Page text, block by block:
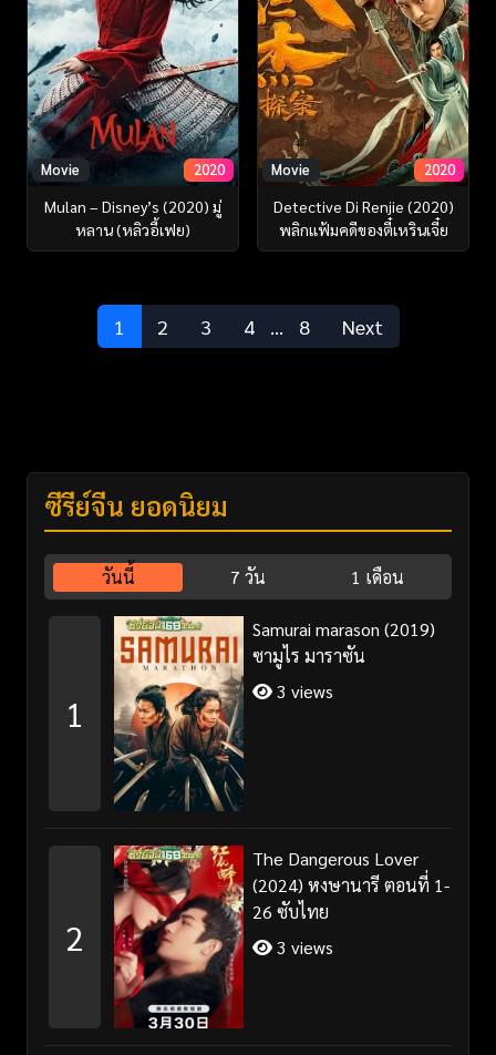
Movie 2020
Mulan – Disney’s (2020) มู่
หลาน (หลิวอี้เฟย)
Movie 2020
Detective Di Renjie (2020)
พลิกแฟ้มคดีของตี๋เหรินเจี๋ย
1 2 3 4 8 Next
ซีรี่ย์จีน ยอดนิยม
วันนี้ 7 วัน 1 เดือน
1
Samurai marason (2019)
ซามูไร มาราซัน
3 views
2
The Dangerous Lover
(2024) หงษานารี ตอนที่ 1-
26 ซับไทย
3 views